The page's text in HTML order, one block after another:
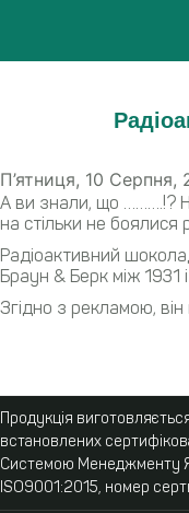
П’ятниця, 10 Серпня,
А ви знали, що ……….!?
на стільки не боялися
Радіоактивний
Браун & Берк між 1931
Згідно з рекламою,
Продукція
встановлених
Системою Менеджменту
ISO9001:2015, номер